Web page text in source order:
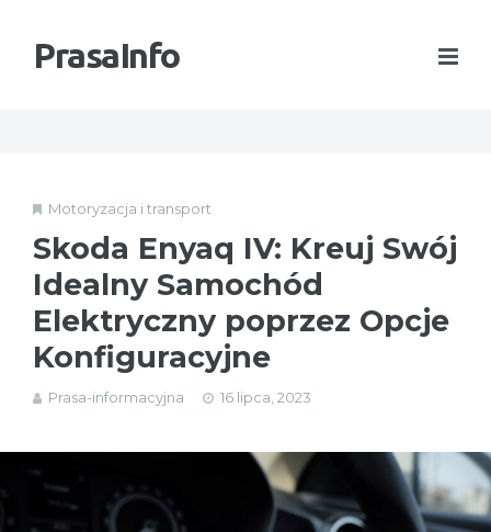
PrasaInfo
Motoryzacja i transport
Skoda Enyaq IV: Kreuj Swój
Idealny Samochód
Elektryczny poprzez Opcje
Konfiguracyjne
Prasa-informacyjna 16 lipca, 2023